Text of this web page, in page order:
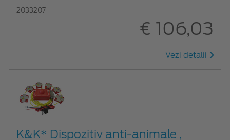
2033207
€ 106,03
Vezi detalii
K&K* Dispozitiv anti-animale ,